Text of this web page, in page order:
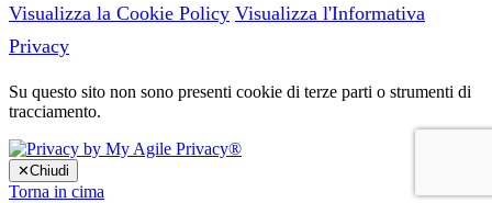
Visualizza la Cookie Policy Visualizza l'Informativa
Privacy
Su questo sito non sono presenti cookie di terze parti o strumenti di
tracciamento.
✕Chiudi
Torna in cima